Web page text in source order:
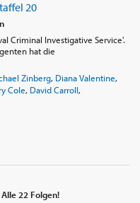
20
Criminal Investigative Service'.
hat die
Zinberg, Diana Valentine,
Cole, David Carroll,
22 Folgen!